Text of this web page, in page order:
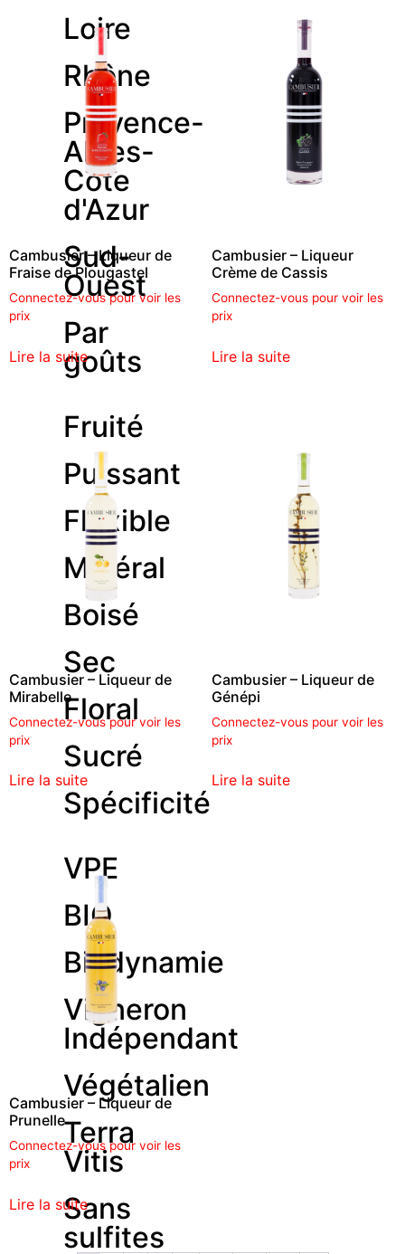
Loire
Rhône
Provence-
Alpes-
Côte
d'Azur
Sud-
Ouest
Par
goûts
Fruité
Puissant
Flexible
Minéral
Boisé
Sec
Floral
Sucré
Spécificité
VPE
BIO
Biodynamie
Vigneron
Indépendant
Végétalien
Terra
Vitis
Sans
sulfites
Cambusier – Liqueur de
Fraise de Plougastel
Connectez-vous pour voir les
prix
Lire la suite
Cambusier – Liqueur
Crème de Cassis
Connectez-vous pour voir les
prix
Lire la suite
Cambusier – Liqueur de
Mirabelle
Connectez-vous pour voir les
prix
Lire la suite
Cambusier – Liqueur de
Génépi
Connectez-vous pour voir les
prix
Lire la suite
Cambusier – Liqueur de
Prunelle
Connectez-vous pour voir les
prix
Lire la suite